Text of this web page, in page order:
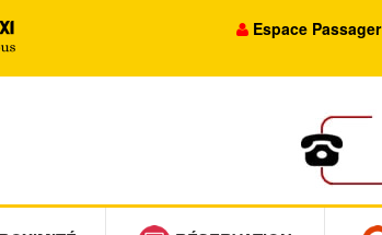
Espace Passager